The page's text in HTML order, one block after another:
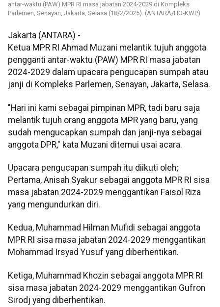
antar-waktu (PAW) MPR RI masa jabatan 2024-2029 di Kompleks
Parlemen, Senayan, Jakarta, Selasa (18/2/2025). (ANTARA/HO-KWP)
Jakarta (ANTARA) -
Ketua MPR RI Ahmad Muzani melantik tujuh anggota
pengganti antar-waktu (PAW) MPR RI masa jabatan
2024-2029 dalam upacara pengucapan sumpah atau
janji di Kompleks Parlemen, Senayan, Jakarta, Selasa.
"Hari ini kami sebagai pimpinan MPR, tadi baru saja
melantik tujuh orang anggota MPR yang baru, yang
sudah mengucapkan sumpah dan janji-nya sebagai
anggota DPR," kata Muzani ditemui usai acara.
Upacara pengucapan sumpah itu diikuti oleh;
Pertama, Anisah Syakur sebagai anggota MPR RI sisa
masa jabatan 2024-2029 menggantikan Faisol Riza
yang mengundurkan diri.
Kedua, Muhammad Hilman Mufidi sebagai anggota
MPR RI sisa masa jabatan 2024-2029 menggantikan
Mohammad Irsyad Yusuf yang diberhentikan.
Ketiga, Muhammad Khozin sebagai anggota MPR RI
sisa masa jabatan 2024-2029 menggantikan Gufron
Sirodj yang diberhentikan.